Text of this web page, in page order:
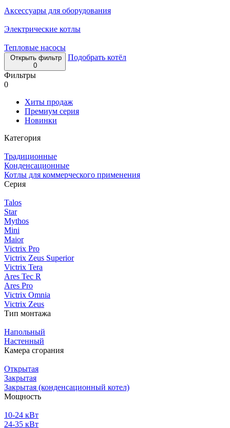
Аксессуары для оборудования
Электрические котлы
Тепловые насосы
Открыть фильтр
0
Подобрать котёл
Фильтры
0
Хиты продаж
Премиум серия
Новинки
Категория
Традиционные
Конденсационные
Котлы для коммерческого применения
Серия
Talos
Star
Mythos
Mini
Maior
Victrix Pro
Victrix Zeus Superior
Victrix Tera
Ares Tec R
Ares Pro
Victrix Omnia
Victrix Zeus
Тип монтажа
Напольный
Настенный
Камера сгорания
Открытая
Закрытая
Закрытая (конденсационный котел)
Мощность
10-24 кВт
24-35 кВт